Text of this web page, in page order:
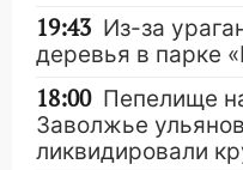
19:43 Из-за
деревья в парке
18:00 Пепелище
Заволжье
ликвидировали